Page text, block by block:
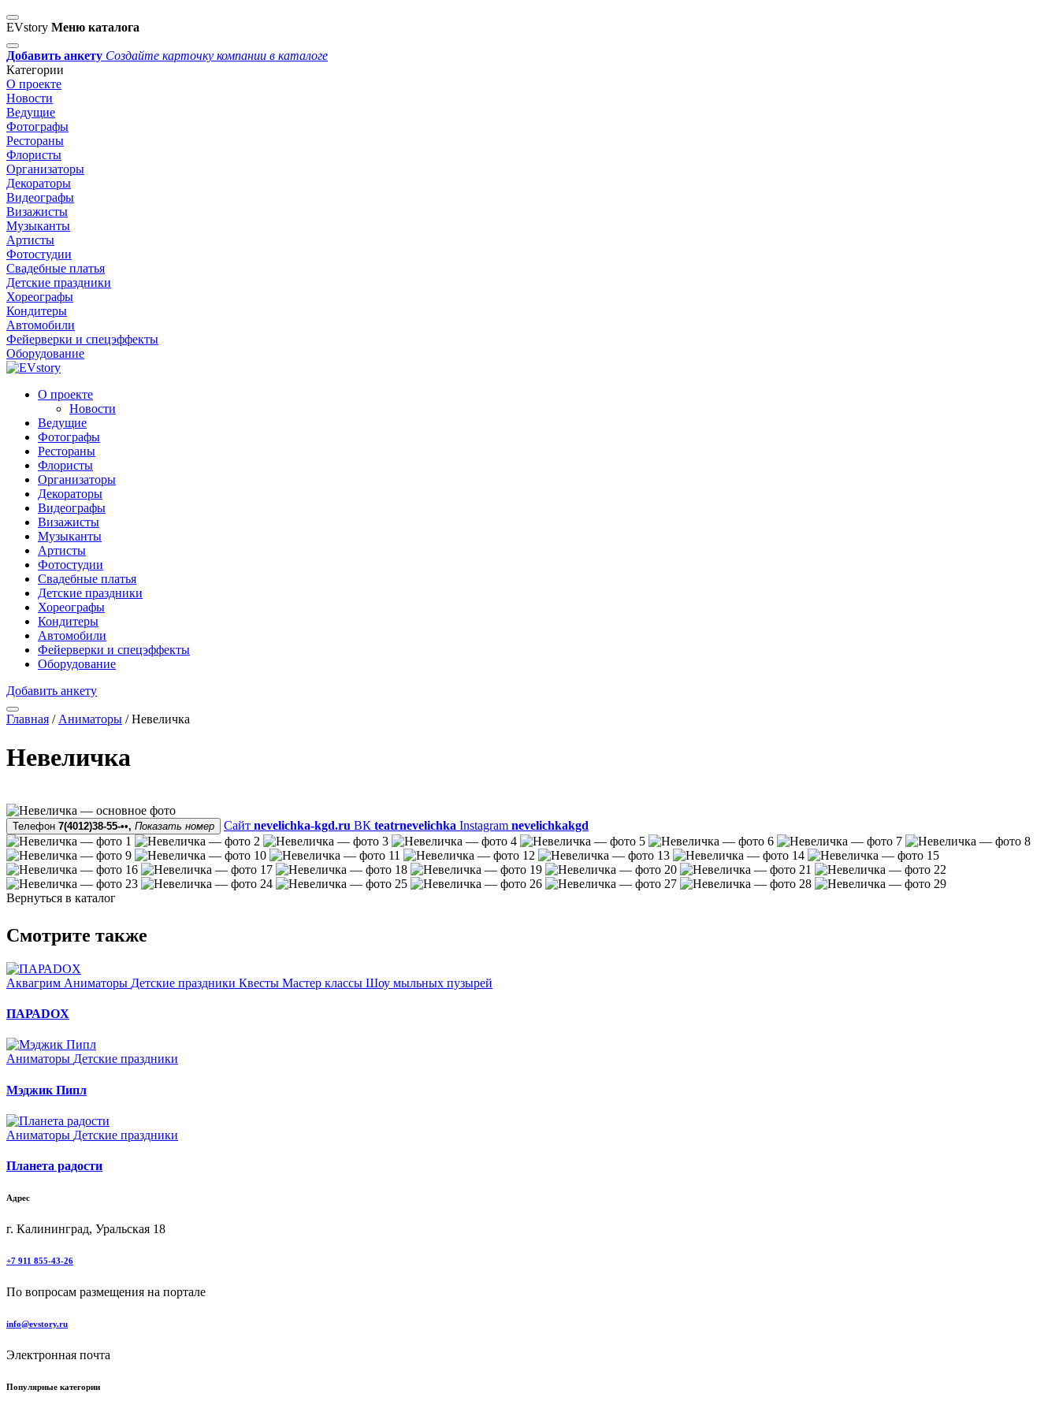
EVstory Меню каталога
Добавить анкету Создайте карточку компании в каталоге
Категории
О проекте
Новости
Ведущие
Фотографы
Рестораны
Флористы
Организаторы
Декораторы
Видеографы
Визажисты
Музыканты
Артисты
Фотостудии
Свадебные платья
Детские праздники
Хореографы
Кондитеры
Автомобили
Фейерверки и спецэффекты
Оборудование
О проекте
Новости
Ведущие
Фотографы
Рестораны
Флористы
Организаторы
Декораторы
Видеографы
Визажисты
Музыканты
Артисты
Фотостудии
Свадебные платья
Детские праздники
Хореографы
Кондитеры
Автомобили
Фейерверки и спецэффекты
Оборудование
Добавить анкету
Главная / Аниматоры / Невеличка
Невеличка
Телефон 7(4012)38-55-••, Показать номер Сайт nevelichka-kgd.ru ВК teatrnevelichka Instagram nevelichkakgd
Вернуться в каталог
Смотрите также
Аквагрим Аниматоры Детские праздники Квесты Мастер классы Шоу мыльных пузырей
ПАРАDOX
Аниматоры Детские праздники
Мэджик Пипл
Аниматоры Детские праздники
Планета радости
Адрес
г. Калининград, Уральская 18
+7 911 855-43-26
По вопросам размещения на портале
info@evstory.ru
Электронная почта
Популярные категории